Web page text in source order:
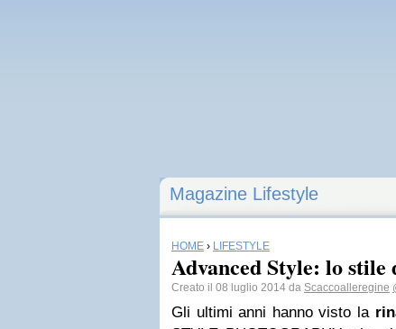
Magazine Lifestyle
HOME › LIFESTYLE
Advanced Style: lo stile
Creato il 08 luglio 2014 da Scaccoalleregine
Gli ultimi anni hanno visto la